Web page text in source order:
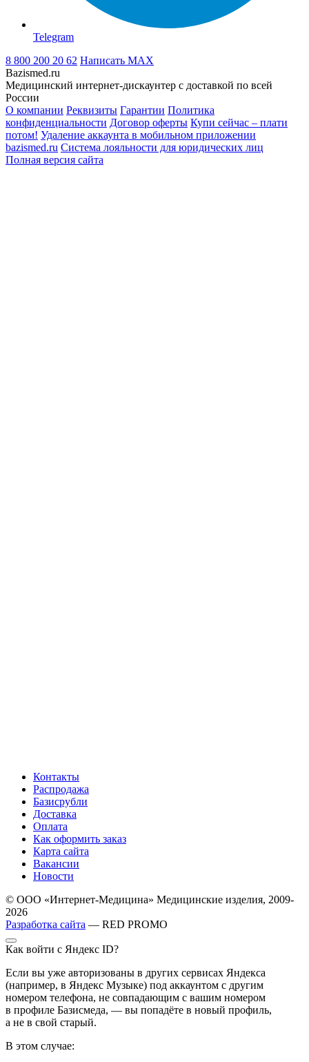
Telegram
8 800 200 20 62 Написать MAX
Bazismed.ru
Медицинский интернет-дискаунтер с доставкой по всей
России
О компании Реквизиты Гарантии Политика
конфиденциальности Договор оферты Купи сейчас – плати
потом! Удаление аккаунта в мобильном приложении
bazismed.ru Система лояльности для юридических лиц
Полная версия сайта
Контакты
Распродажа
Базисрубли
Доставка
Оплата
Как оформить заказ
Карта сайта
Вакансии
Новости
© ООО «Интернет-Медицина» Медицинские изделия, 2009-
2026
Разработка сайта — RED PROMO
Как войти с Яндекс ID?
Если вы уже авторизованы в других сервисах Яндекса
(например, в Яндекс Музыке) под аккаунтом с другим
номером телефона, не совпадающим с вашим номером
в профиле Базисмеда, — вы попадёте в новый профиль,
а не в свой старый.
В этом случае: